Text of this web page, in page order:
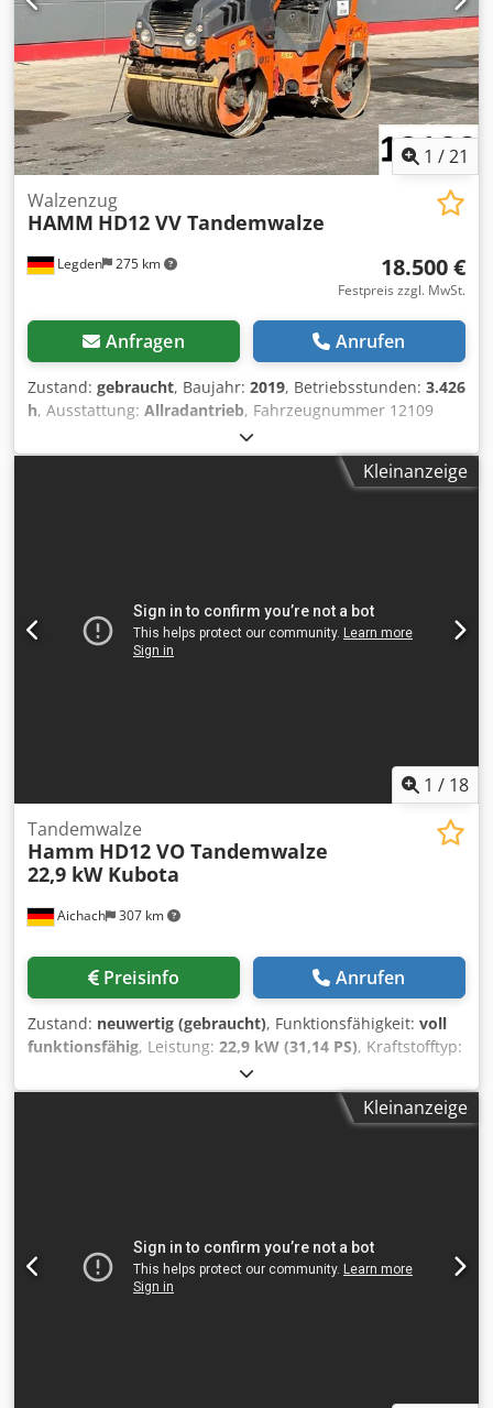
1 /21
Legden 275 km
Walzenzug
HAMM HD12 VV Tandemwalze
18.500 €
Festpreis zzgl. MwSt.
Anfragen Anrufen
Zustand: gebraucht, Baujahr: 2019, Betriebsstunden: 3.426
h, Ausstattung: Allradantrieb, Fahrzeugnummer 12109
Dkjdpoy T Uh Nsfx Ak Eer Irrtümer & Zwischenverkauf
vorbehalten
Kleinanzeige
1 / 18
Aichach 307 km
Tandemwalze
Hamm HD12 VO Tandemwalze
22,9 kW Kubota
Preisinfo Anrufen
Zustand: neuwertig (gebraucht), Funktionsfähigkeit: voll
funktionsfähig, Leistung: 22,9 kW (31,14 PS), Kraftstofftyp:
, Betriebsgewicht:
2015, Betriebsstunden:300 h, Hamm HD12 VO
Tandemwalze mit Oszillation Baujahr 2015 300 h 22,9 kW
Kleinanzeige